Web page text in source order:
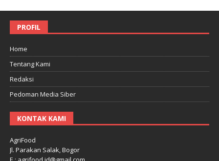
PROFIL
Home
Tentang Kami
Redaksi
Pedoman Media Siber
KONTAK KAMI
AgriFood
Jl. Parakan Salak, Bogor